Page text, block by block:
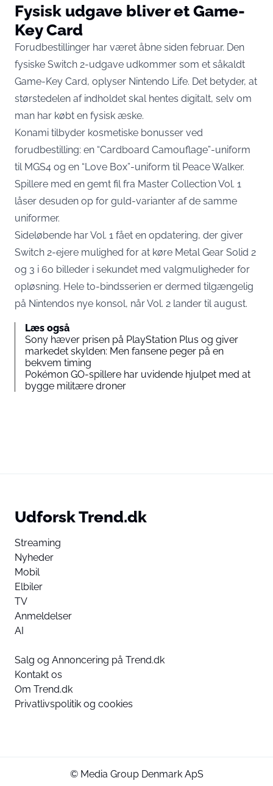
Fysisk udgave bliver et Game-
Key Card
Forudbestillinger har været åbne siden februar. Den
fysiske Switch 2-udgave udkommer som et såkaldt
Game-Key Card, oplyser Nintendo Life. Det betyder, at
størstedelen af indholdet skal hentes digitalt, selv om
man har købt en fysisk æske.
Konami tilbyder kosmetiske bonusser ved
forudbestilling: en “Cardboard Camouflage”-uniform
til MGS4 og en “Love Box”-uniform til Peace Walker.
Spillere med en gemt fil fra Master Collection Vol. 1
låser desuden op for guld-varianter af de samme
uniformer.
Sideløbende har Vol. 1 fået en opdatering, der giver
Switch 2-ejere mulighed for at køre Metal Gear Solid 2
og 3 i 60 billeder i sekundet med valgmuligheder for
opløsning. Hele to-bindsserien er dermed tilgængelig
på Nintendos nye konsol, når Vol. 2 lander til august.
Læs også
Sony hæver prisen på PlayStation Plus og giver
markedet skylden: Men fansene peger på en
bekvem timing
Pokémon GO-spillere har uvidende hjulpet med at
bygge militære droner
Udforsk Trend.dk
Streaming
Nyheder
Mobil
Elbiler
TV
Anmeldelser
AI
Salg og Annoncering på Trend.dk
Kontakt os
Om Trend.dk
Privatlivspolitik og cookies
© Media Group Denmark ApS